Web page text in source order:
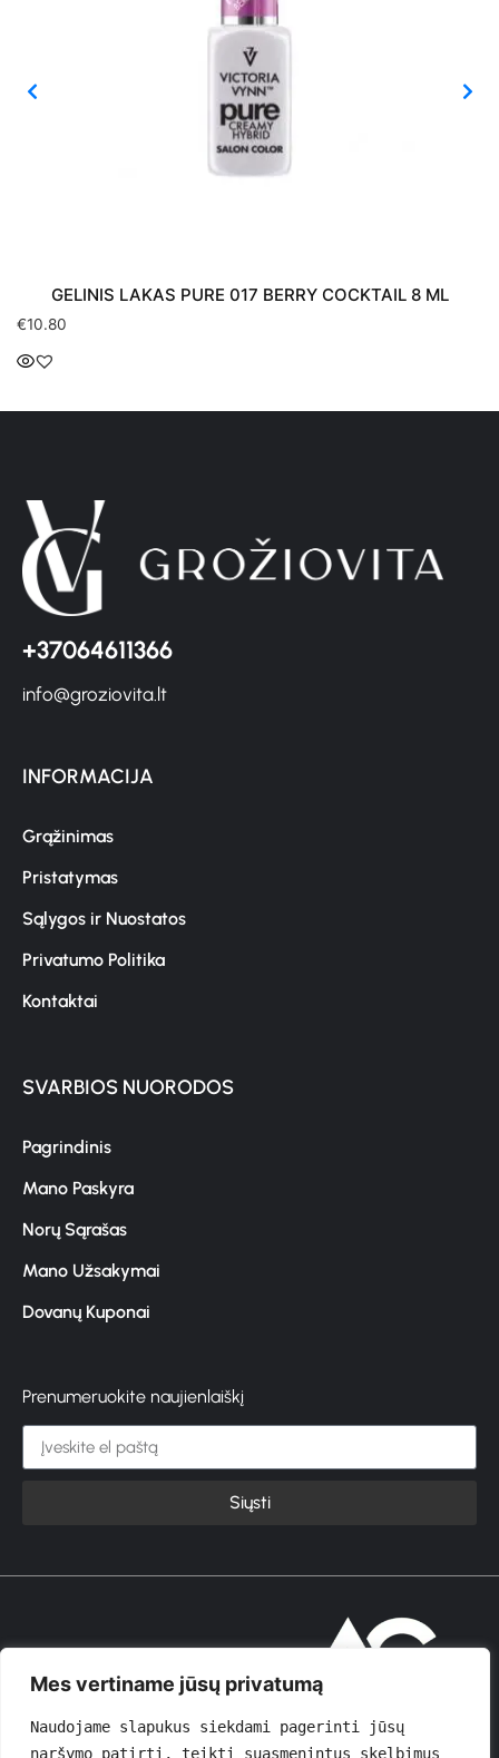
Mes vertiname jūsų privatumą
Naudojame slapukus siekdami pagerinti jūsų
naršymo patirtį, teikti suasmenintus skelbimus
GELINIS LAKAS PURE 017 BERRY COCKTAIL 8 ML
€10.80
+37064611366
info@groziovita.lt
INFORMACIJA
Grąžinimas
Pristatymas
Sąlygos ir Nuostatos
Privatumo Politika
Kontaktai
SVARBIOS NUORODOS
Pagrindinis
Mano Paskyra
Norų Sąrašas
Mano Užsakymai
Dovanų Kuponai
Prenumeruokite naujienlaiškį
Siųsti
© 2026 GROŽIOVITA